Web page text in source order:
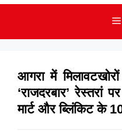
आगरा में
‘राजदरबार’ रेस्तरां
मार्ट और ब्लिंकिट के